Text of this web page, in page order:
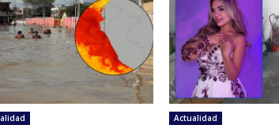
Actualidad